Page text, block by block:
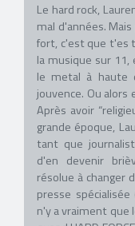
Le hard rock,
mal d'années.
fort, c'est que t'es
la musique sur
le metal à haute
jouvence. Ou
Après avoir
grande époque,
tant que
d'en devenir
résolue à changer
presse
n'y a vraiment